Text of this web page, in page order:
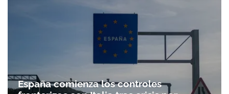
España comienza los controles